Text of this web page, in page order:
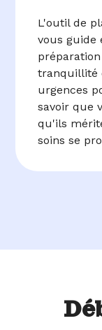
L'outil de
vous guide
tranquillité
urgences
savoir que
qu'ils
soins se